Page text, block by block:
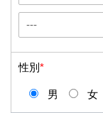
性別*
男
女